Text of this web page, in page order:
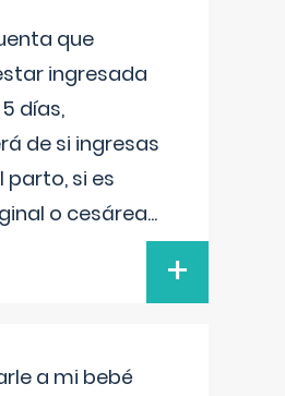
que
ingresada
días,
de si ingresas
parto, si es
o cesárea...
+
a mi bebé